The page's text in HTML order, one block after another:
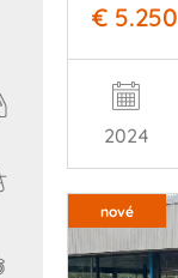
€ 5.250
2024
nové